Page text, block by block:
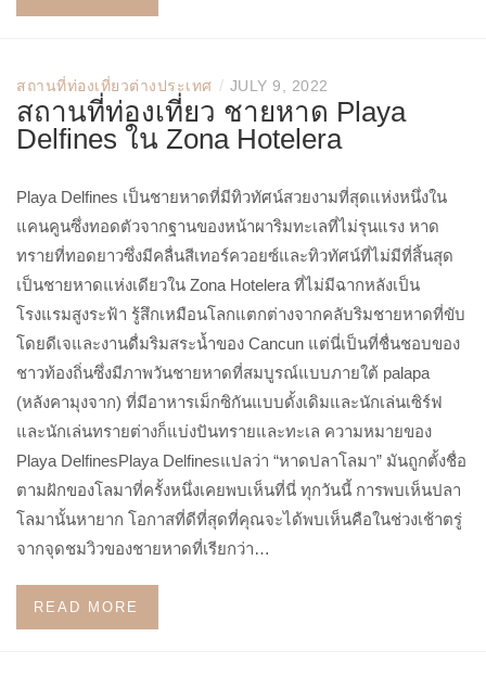
สถานที่ท่องเที่ยวต่างประเทศ / JULY 9, 2022
สถานที่ท่องเที่ยว ชายหาด Playa
Delfines ใน Zona Hotelera
Playa Delfines เป็นชายหาดที่มีทิวทัศน์สวยงามที่สุดแห่งหนึ่งใน
แคนคูนซึ่งทอดตัวจากฐานของหน้าผาริมทะเลที่ไม่รุนแรง หาด
ทรายที่ทอดยาวซึ่งมีคลื่นสีเทอร์ควอยซ์และทิวทัศน์ที่ไม่มีที่สิ้นสุด
เป็นชายหาดแห่งเดียวใน Zona Hotelera ที่ไม่มีฉากหลังเป็น
โรงแรมสูงระฟ้า รู้สึกเหมือนโลกแตกต่างจากคลับริมชายหาดที่ขับ
โดยดีเจและงานดื่มริมสระน้ำของ Cancun แต่นี่เป็นที่ชื่นชอบของ
ชาวท้องถิ่นซึ่งมีภาพวันชายหาดที่สมบูรณ์แบบภายใต้ palapa
(หลังคามุงจาก) ที่มีอาหารเม็กซิกันแบบดั้งเดิมและนักเล่นเซิร์ฟ
และนักเล่นทรายต่างก็แบ่งปันทรายและทะเล ความหมายของ
Playa DelfinesPlaya Delfinesแปลว่า “หาดปลาโลมา” มันถูกตั้งชื่อ
ตามฝักของโลมาที่ครั้งหนึ่งเคยพบเห็นที่นี่ ทุกวันนี้ การพบเห็นปลา
โลมานั้นหายาก โอกาสที่ดีที่สุดที่คุณจะได้พบเห็นคือในช่วงเช้าตรู่
จากจุดชมวิวของชายหาดที่เรียกว่า…
READ MORE